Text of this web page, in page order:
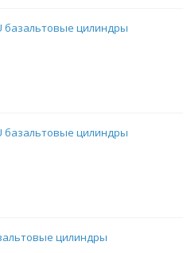
базальтовые цилиндры
базальтовые цилиндры
цилиндры